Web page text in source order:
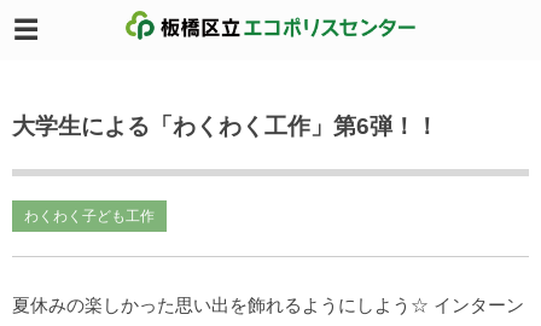
大学生による「わくわく工作」第6弾！！
わくわく子ども工作
夏休みの楽しかった思い出を飾れるようにしよう☆ インターン